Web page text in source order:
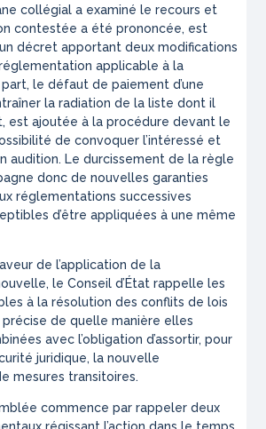
collégial a examiné le recours et
contestée a été prononcée, est
décret apportant deux modifications
applicable à la
part, le défaut de paiement d’une
la radiation de la liste dont il
est ajoutée à la procédure devant le
de convoquer l’intéressé et
audition. Le durcissement de la règle
donc de nouvelles garanties
réglementations successives
d’être appliquées à une même
de l’application de la
le Conseil d’État rappelle les
à la résolution des conflits de lois
de quelle manière elles
avec l’obligation d’assortir, pour
juridique, la nouvelle
mesures transitoires.
commence par rappeler deux